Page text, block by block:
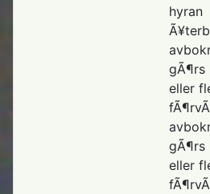
hyran
gÃ¶rs
eller
gÃ¶rs
eller